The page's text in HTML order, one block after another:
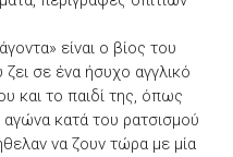
είναι ο βίος του
σε ένα ήσυχο αγγλικό
και το παιδί της, όπως
κατά του ρατσισμού
να ζουν τώρα με μία